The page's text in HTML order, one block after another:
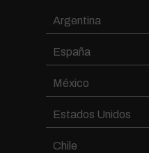
Argentina
España
México
Estados Unidos
Chile